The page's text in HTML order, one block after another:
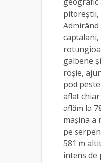
pitoreștii,
Admirând
captalani,
galbene
roșie,
pod
aflat
aflăm la
mașina a
pe
581 m
intens de